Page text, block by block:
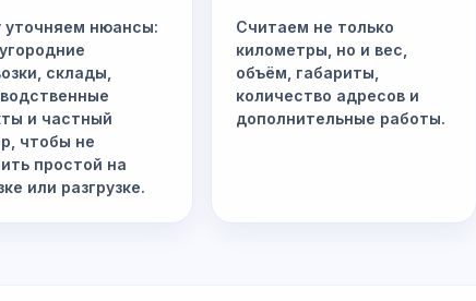
уточняем нюансы:
склады,
и частный
чтобы не
простой на
или разгрузке.
Считаем не только
километры, но и вес,
объём, габариты,
количество адресов и
дополнительные работы.